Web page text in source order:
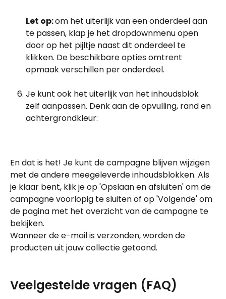
Let op: om het uiterlijk van een onderdeel aan
te passen, klap je het dropdownmenu open
door op het pijltje naast dit onderdeel te
klikken. De beschikbare opties omtrent
opmaak verschillen per onderdeel.
Je kunt ook het uiterlijk van het inhoudsblok
zelf aanpassen. Denk aan de opvulling, rand en
achtergrondkleur:
En dat is het! Je kunt de campagne blijven wijzigen
met de andere meegeleverde inhoudsblokken. Als
je klaar bent, klik je op 'Opslaan en afsluiten' om de
campagne voorlopig te sluiten of op 'Volgende' om
de pagina met het overzicht van de campagne te
bekijken.
Wanneer de e-mail is verzonden, worden de
producten uit jouw collectie getoond.
Veelgestelde vragen (FAQ)